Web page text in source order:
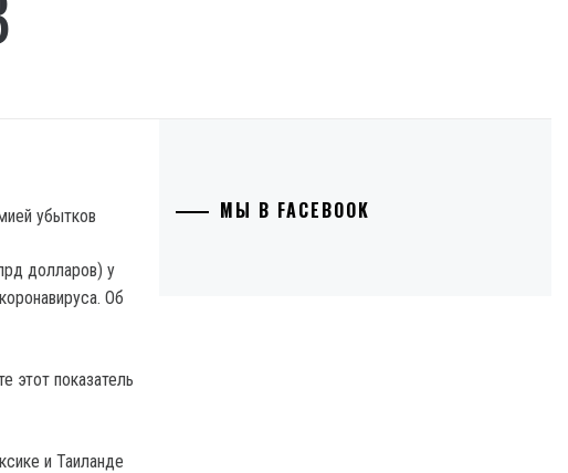
долларов) у
Об
этот показатель
и Таиланде
МЫ В FACEBOOK